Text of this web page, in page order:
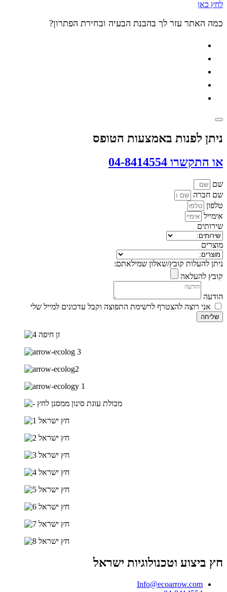
לחץ כאן
כמה האתר עזר לך בהבנת הבעיה ובחירת הפתרון?
ניתן לפנות באמצעות הטופס
או התקשרו 04-8414554
שם
שם חברה
טלפון
אימייל
שירותים
מוצרים
ניתן להעלות קובץ/שאלון שמילאתם:
קובץ להעלאה
הודעה
אני רוצה להצטרף לרשימת התפוצה וקבל עדכונים למייל שלי
שליחה
חץ ביצוע וטכנולוגיות ישראל
Info@ecoarrow.com